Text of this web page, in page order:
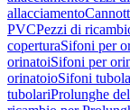
allacciamento
PVCPezzi di
coperturaSifoni per
orinatoiSifoni per
orinatoioSifoni
tubolariProlunghe